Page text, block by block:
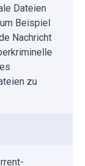
Dateien
Beispiel
Nachricht
zu